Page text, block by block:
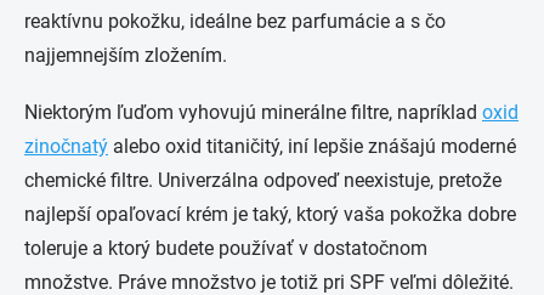
reaktívnu pokožku, ideálne bez parfumácie a s čo
najjemnejším zložením.
Niektorým ľuďom vyhovujú minerálne filtre, napríklad oxid
zinočnatý alebo oxid titaničitý, iní lepšie znášajú moderné
chemické filtre. Univerzálna odpoveď neexistuje, pretože
najlepší opaľovací krém je taký, ktorý vaša pokožka dobre
toleruje a ktorý budete používať v dostatočnom
množstve. Práve množstvo je totiž pri SPF veľmi dôležité.